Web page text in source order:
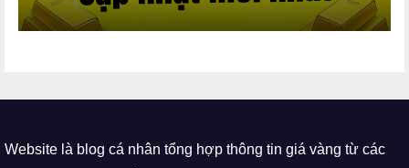
Website là blog cá nhân tổng hợp thông tin giá vàng từ các